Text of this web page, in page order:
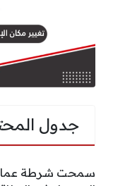
جدول
سمحت شرطة عمان